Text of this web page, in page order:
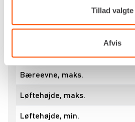
Tillad valgte
Afvis
transportvenligt hjælpemiddel
i højden.
Specifikationer
Bæreevne, maks.
Løftehøjde, maks.
Løftehøjde, min.